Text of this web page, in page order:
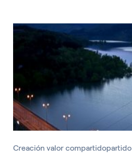
Creación valor compartidopartido